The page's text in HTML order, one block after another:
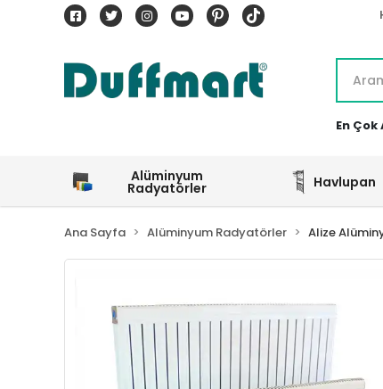
En
Alüminyum
Radyatörler Havlupan
Ana Sayfa Alüminyum Radyatörler Alize